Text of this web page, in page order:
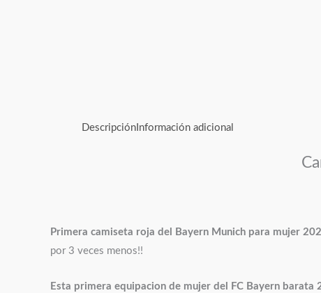
Descripción Información adicional
Primera camiseta roja del Bayern Munich para mujer
por 3 veces menos!!
Esta primera equipacion de mujer del FC Bayern barata